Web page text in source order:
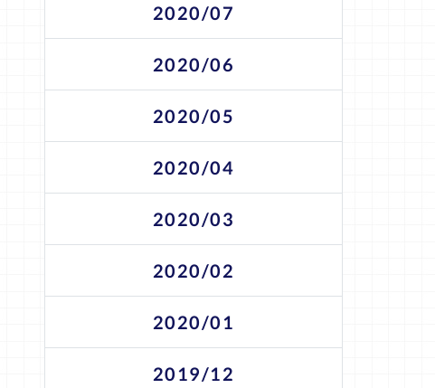
2020/07
2020/06
2020/05
2020/04
2020/03
2020/02
2020/01
2019/12